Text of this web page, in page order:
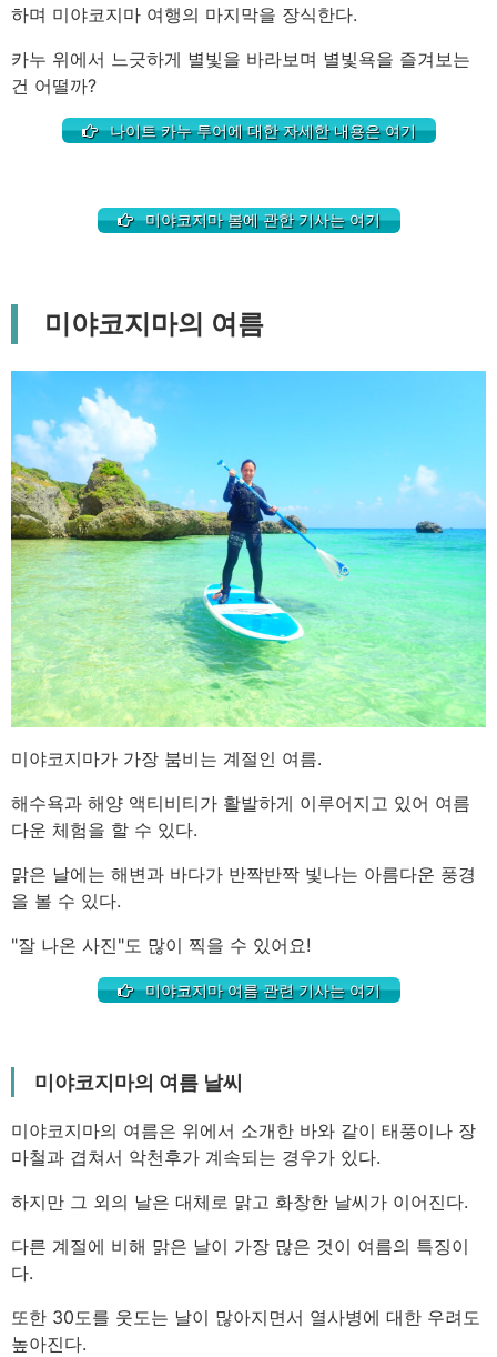
하며 미야코지마 여행의 마지막을 장식한다.
카누 위에서 느긋하게 별빛을 바라보며 별빛욕을 즐겨보는
건 어떨까?
나이트 카누 투어에 대한 자세한 내용은 여기
미야코지마 봄에 관한 기사는 여기
미야코지마의 여름
미야코지마가 가장 붐비는 계절인 여름.
해수욕과 해양 액티비티가 활발하게 이루어지고 있어 여름
다운 체험을 할 수 있다.
맑은 날에는 해변과 바다가 반짝반짝 빛나는 아름다운 풍경
을 볼 수 있다.
"잘 나온 사진"도 많이 찍을 수 있어요!
미야코지마 여름 관련 기사는 여기
미야코지마의 여름 날씨
미야코지마의 여름은 위에서 소개한 바와 같이 태풍이나 장
마철과 겹쳐서 악천후가 계속되는 경우가 있다.
하지만 그 외의 날은 대체로 맑고 화창한 날씨가 이어진다.
다른 계절에 비해 맑은 날이 가장 많은 것이 여름의 특징이
다.
또한 30도를 웃도는 날이 많아지면서 열사병에 대한 우려도
높아진다.